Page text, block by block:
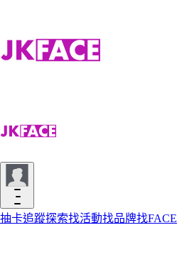
抽卡追蹤探索找活動找品牌找FACE